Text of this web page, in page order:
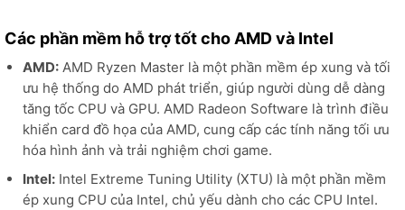
Các phần mềm hỗ trợ tốt cho AMD và Intel
AMD:AMD Ryzen Master là một phần mềm ép xung và tối
ưu hệ thống do AMD phát triển, giúp người dùng dễ dàng
tăng tốc CPU và GPU. AMD Radeon Software là trình điều
khiển card đồ họa của AMD, cung cấp các tính năng tối ưu
hóa hình ảnh và trải nghiệm chơi game.
Intel:Intel Extreme Tuning Utility (XTU) là một phần mềm
ép xung CPU của Intel, chủ yếu dành cho các CPU Intel.